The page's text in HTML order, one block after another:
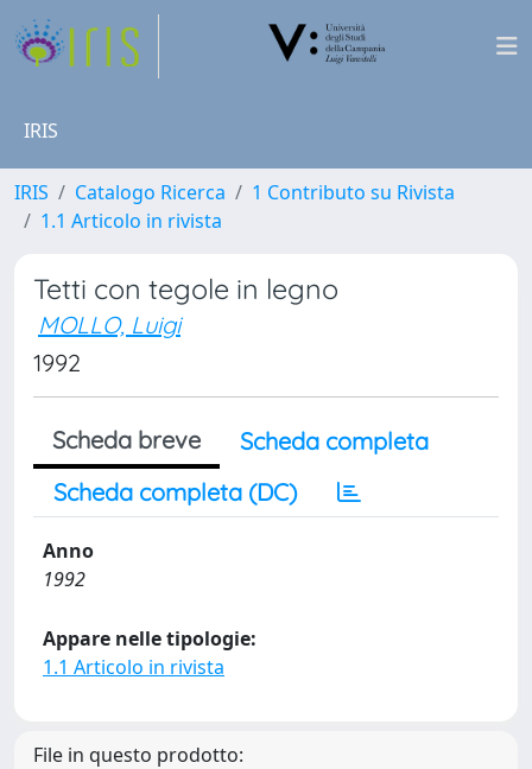
IRIS
IRIS Catalogo Ricerca
1 Contributo su Rivista
1.1 Articolo in rivista
Tetti con tegole in legno
MOLLO, Luigi
1992
Scheda breve
Scheda completa
Scheda completa (DC)
Anno
1992
Appare nelle tipologie:
1.1 Articolo in rivista
File in questo prodotto: